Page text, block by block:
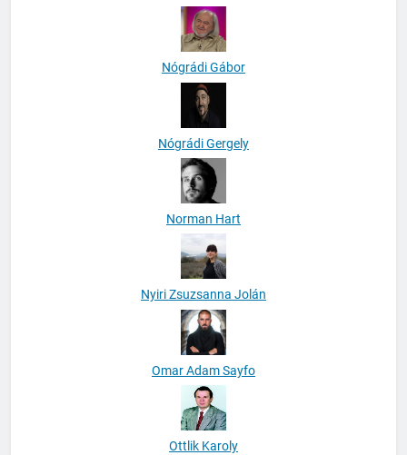
Nógrádi Gábor
Nógrádi Gergely
Norman Hart
Nyiri Zsuzsanna Jolán
Omar Adam Sayfo
Ottlik Karoly